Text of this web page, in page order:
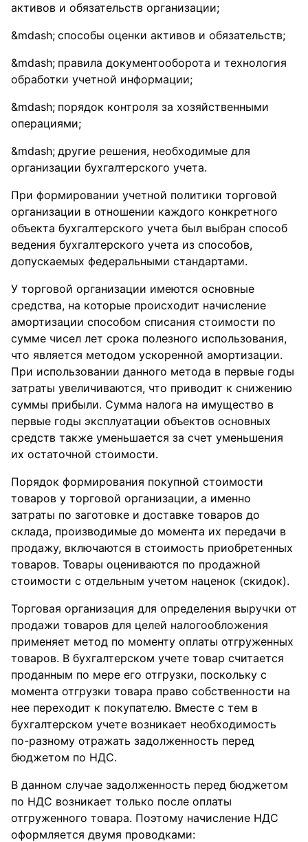
активов и обязательств организации;
способы оценки активов и обязательств;
правила документооборота и технология
обработки учетной информации;
порядок контроля за хозяйственными
операциями;
другие решения, необходимые для
организации бухгалтерского учета.
При формировании учетной политики торговой
организации в отношении каждого конкретного
объекта бухгалтерского учета был выбран способ
ведения бухгалтерского учета из способов,
допускаемых федеральными стандартами.
У торговой организации имеются основные
средства, на которые происходит начисление
амортизации способом списания стоимости по
сумме чисел лет срока полезного использования,
что является методом ускоренной амортизации.
При использовании данного метода в первые годы
затраты увеличиваются, что приводит к снижению
суммы прибыли. Сумма налога на имущество в
первые годы эксплуатации объектов основных
средств также уменьшается за счет уменьшения
их остаточной стоимости.
Порядок формирования покупной стоимости
товаров у торговой организации, а именно
затраты по заготовке и доставке товаров до
склада, производимые до момента их передачи в
продажу, включаются в стоимость приобретенных
товаров. Товары оцениваются по продажной
стоимости с отдельным учетом наценок (скидок).
Торговая организация для определения выручки от
продажи товаров для целей налогообложения
применяет метод по моменту оплаты отгруженных
товаров. В бухгалтерском учете товар считается
проданным по мере его отгрузки, поскольку с
момента отгрузки товара право собственности на
нее переходит к покупателю. Вместе с тем в
бухгалтерском учете возникает необходимость
по-разному отражать задолженность перед
бюджетом по НДС.
В данном случае задолженность перед бюджетом
по НДС возникает только после оплаты
отгруженного товара. Поэтому начисление НДС
оформляется двумя проводками: